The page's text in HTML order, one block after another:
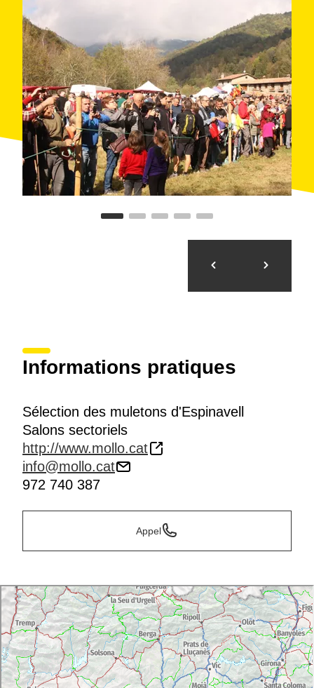
Informations pratiques
Sélection des muletons d'Espinavell
Salons sectoriels
http://www.mollo.cat
info@mollo.cat
972 740 387
Appel